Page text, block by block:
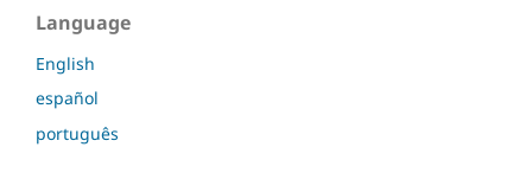
Language
English
español
português